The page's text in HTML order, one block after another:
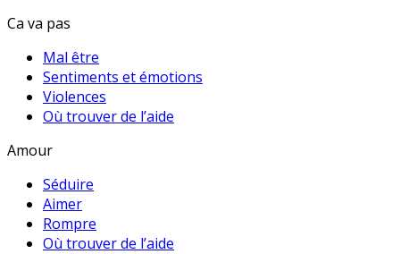
Ca va pas
Mal être
Sentiments et émotions
Violences
Où trouver de l’aide
Amour
Séduire
Aimer
Rompre
Où trouver de l’aide